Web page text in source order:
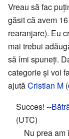
Vreau să fac
găsit că avem
rearanjare). Eu
mai trebui
să îmi spuneți.
categorie și voi
ajutăCristian M (
Succes! --
(UTC)
Nu prea am